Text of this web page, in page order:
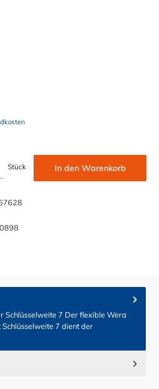
Stück In den Warenkorb
Schlüsselweite 7 Der flexible Wera
7 dient der